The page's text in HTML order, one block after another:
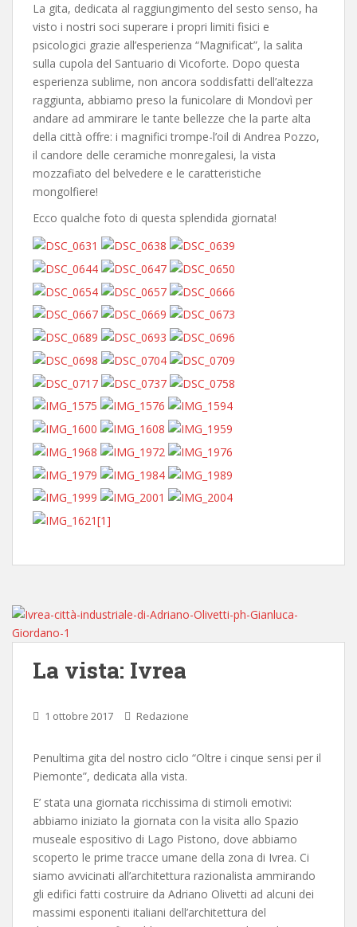
La gita, dedicata al raggiungimento del sesto senso, ha
visto i nostri soci superare i propri limiti fisici e
psicologici grazie all’esperienza “Magnificat”, la salita
sulla cupola del Santuario di Vicoforte. Dopo questa
esperienza sublime, non ancora soddisfatti dell’altezza
raggiunta, abbiamo preso la funicolare di Mondovì per
andare ad ammirare le tante bellezze che la parte alta
della città offre: i magnifici trompe-l’oil di Andrea Pozzo,
il candore delle ceramiche monregalesi, la vista
mozzafiato del belvedere e le caratteristiche
mongolfiere!
Ecco qualche foto di questa splendida giornata!
La vista: Ivrea
1 ottobre 2017 Redazione
Penultima gita del nostro ciclo “Oltre i cinque sensi per il
Piemonte”, dedicata alla vista.
E’ stata una giornata ricchissima di stimoli emotivi:
abbiamo iniziato la giornata con la visita allo Spazio
museale espositivo di Lago Pistono, dove abbiamo
scoperto le prime tracce umane della zona di Ivrea. Ci
siamo avvicinati all’architettura razionalista ammirando
gli edifici fatti costruire da Adriano Olivetti ad alcuni dei
massimi esponenti italiani dell’architettura del